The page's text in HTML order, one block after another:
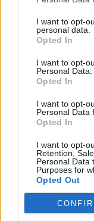
I want to opt-
personal data.
Opted In
I want to opt-
Personal Data.
Opted In
I want to opt-
Personal Data
Opted In
I want to opt-
Retention,
Personal Data
Purposes for
Opted Out
Events
Thessaloniki
Πέντε μέρες
στη ΔΕΘ
18.05.26
Από hip hop live και
βγήκαν από food
στο Μεξικό, το